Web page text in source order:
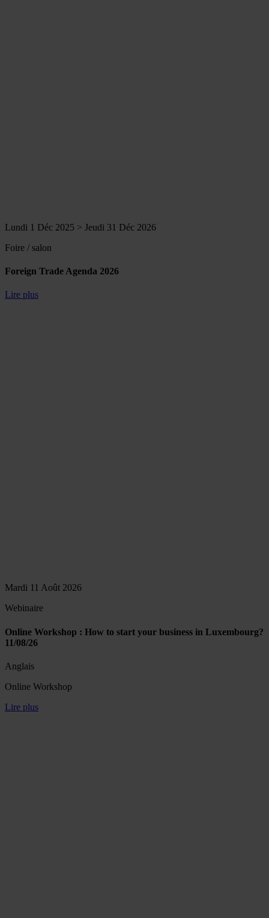
Lundi 1 Déc 2025 > Jeudi 31 Déc 2026
Foire / salon
Foreign Trade Agenda 2026
Lire plus
Mardi 11 Août 2026
Webinaire
Online Workshop : How to start your business in Luxembourg?
11/08/26
Anglais
Online Workshop
Lire plus